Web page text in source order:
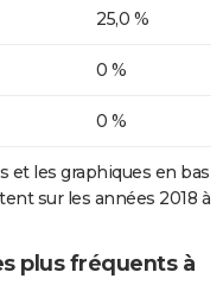
25,0 %
0 %
0 %
et les graphiques en bas
sur les années 2018 à
plus fréquents à